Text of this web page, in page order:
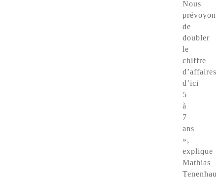
Nous
prévoyons
de
doubler
le
chiffre
d’affaires
d’ici
5
à
7
ans
»,
explique
Mathias